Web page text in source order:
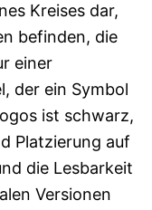
Kreises dar,
befinden, die
einer
der ein Symbol
ist schwarz,
Platzierung auf
die Lesbarkeit
Versionen